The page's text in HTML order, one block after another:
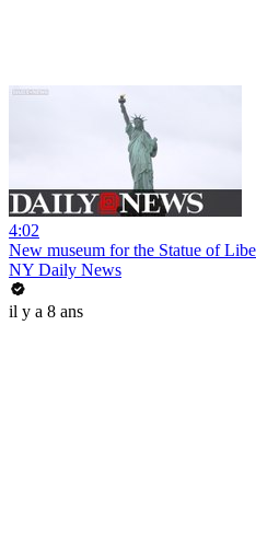
4:02
New museum for the Statue of
NY Daily News
il y a 8 ans